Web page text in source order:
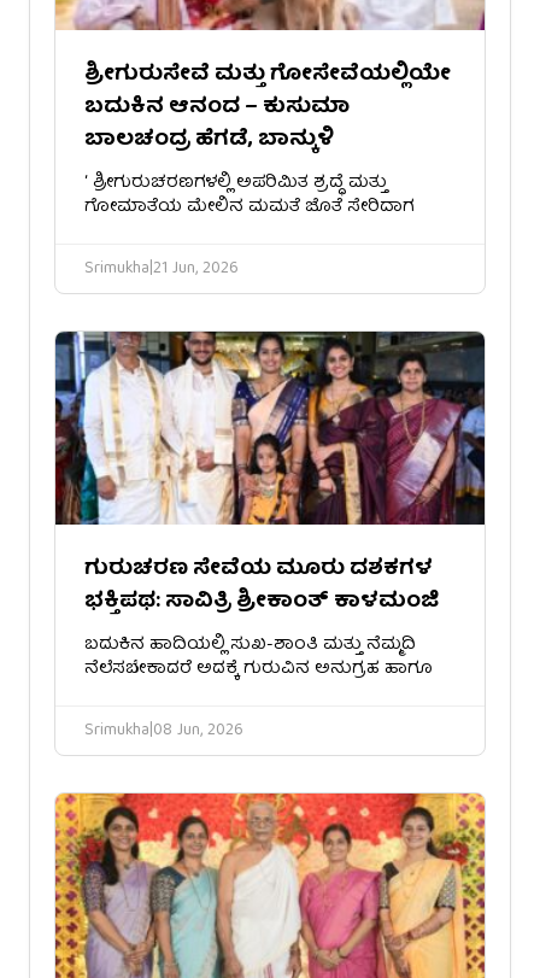
ಶ್ರೀಗುರುಸೇವೆ ಮತ್ತು ಗೋಸೇವೆಯಲ್ಲಿಯೇ
ಬದುಕಿನ ಆನಂದ – ಕುಸುಮಾ
ಬಾಲಚಂದ್ರ ಹೆಗಡೆ, ಬಾನ್ಕುಳಿ
‘ ಶ್ರೀ​ಗುರುಚರಣಗಳಲ್ಲಿ ಅಪರಿಮಿತ ಶ್ರದ್ಧೆ ಮತ್ತು
ಗೋಮಾತೆಯ ಮೇಲಿನ ಮಮತೆ ಜೊತೆ ಸೇರಿದಾಗ
Srimukha|21 Jun, 2026
ಗುರುಚರಣ ಸೇವೆಯ ಮೂರು ದಶಕಗಳ
ಭಕ್ತಿಪಥ: ಸಾವಿತ್ರಿ ಶ್ರೀಕಾಂತ್ ಕಾಳಮಂಜಿ
​ಬದುಕಿನ ಹಾದಿಯಲ್ಲಿ ಸುಖ-ಶಾಂತಿ ಮತ್ತು ನೆಮ್ಮದಿ
ನೆಲೆಸಬೇಕಾದರೆ ಅದಕ್ಕೆ ಗುರುವಿನ ಅನುಗ್ರಹ ಹಾಗೂ
Srimukha|08 Jun, 2026